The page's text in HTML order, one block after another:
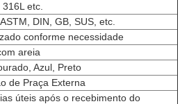
etc.
DIN, GB, SUS, etc.
conforme necessidade
areia
Azul, Preto
de Praça Externa
úteis após o recebimento do